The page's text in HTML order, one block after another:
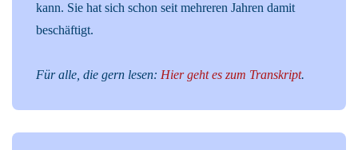
kann. Sie hat sich schon seit mehreren Jahren damit
beschäftigt.
Für alle, die gern lesen: Hier geht es zum Transkript.